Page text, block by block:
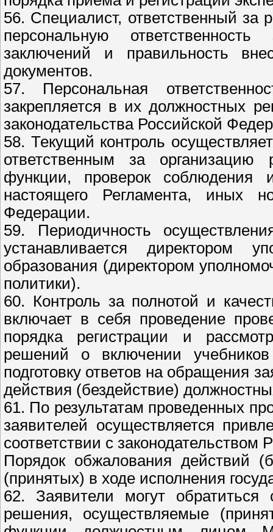
56. Специалист, ответственный за
персональную
заключений и правильность
документов.
57. Персональная
закрепляется в их должностных
законодательства Российской
58. Текущий контроль
ответственным за организацию
функции, проверок соблюдения
настоящего Регламента, иных
Федерации.
59. Периодичность
устанавливается директором
образования (директором
политики).
60. Контроль за полнотой и
включает в себя проведение
порядка регистрации и
решений о включении
подготовку ответов на обращения
действия (бездействие)
61. По результатам проведенных
заявителей осуществляется
соответствии с законодательством
Порядок обжалования действий
(принятых) в ходе исполнения
62. Заявители могут
решения, осуществляемые